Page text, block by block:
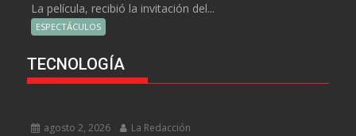
La película, recibió la invitación del...
ESPECTÁCULOS
TECNOLOGÍA
agosto 2, 2026 La Redacción